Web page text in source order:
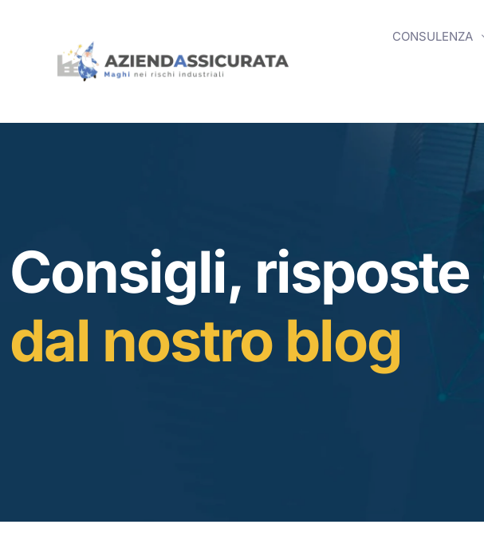
CONSULENZA
Consigli,
dal nostro blog